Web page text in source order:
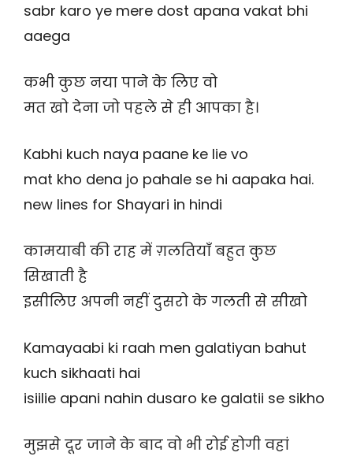
sabr karo ye mere dost apana vakat bhi
aaega
कभी कुछ नया पाने के लिए वो
मत खो देना जो पहले से ही आपका है।
Kabhi kuch naya paane ke lie vo
mat kho dena jo pahale se hi aapaka hai.
new lines for Shayari in hindi
कामयाबी की राह में ग़लतियाँ बहुत कुछ
सिखाती है
इसीलिए अपनी नहीं दुसरो के गलती से सीखो
Kamayaabi ki raah men galatiyan bahut
kuch sikhaati hai
isiilie apani nahin dusaro ke galatii se sikho
मुझसे दूर जाने के बाद वो भी रोई होगी वहां